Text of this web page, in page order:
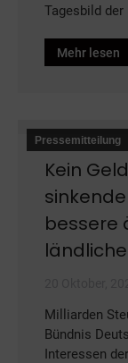
Tagesbild
Mehr lesen
Pressemitteilung
Kein
bessere
Milliarden
Bündnis
Interessen